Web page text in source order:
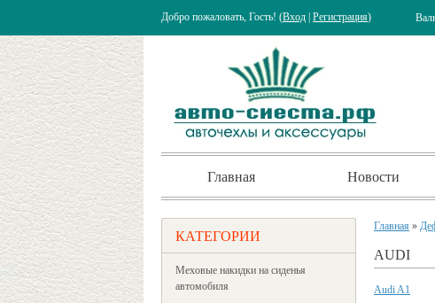
Добро пожаловать, Гость! (Вход Регистрация)
Главная Новости
КАТЕГОРИИ
Меховые накидки на сиденья
автомобиля
Главная »
AUDI
Audi A1